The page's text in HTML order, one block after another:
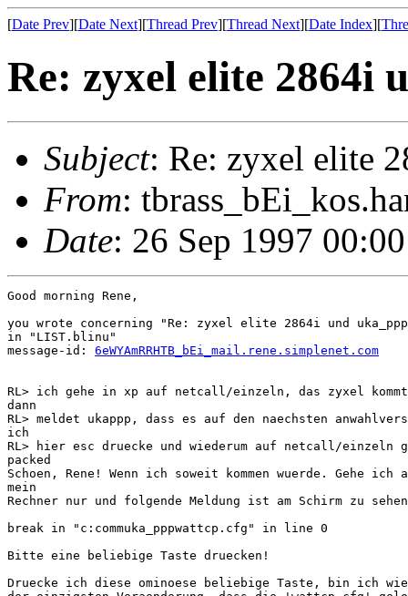
[Date Prev][Date Next][Thread Prev][Thread Next][Date Index][
Re: zyxel elite 2864i
Subject: Re: zyxel elite
From:
Date: 26 Sep 1997
Good morning Rene,
you wrote concerning "Re: zyxel elite 2864i und
in "LIST.blinu"
message-id: 6eWYAmRRHTB_bEi_mail.rene.simplenet.com
RL> ich gehe in xp auf netcall/einzeln, das zyxel
dann
RL> meldet ukappp, dass es auf den naechsten
ich
RL> hier esc druecke und wiederum auf netcall/einzeln
packed
Schoen, Rene! Wenn ich soweit kommen wuerde. Gehe
mein
Rechner nur und folgende Meldung ist am Schirm zu
break in "c:commuka_pppwattcp.cfg" in line 0
Bitte eine beliebige Taste druecken!
Druecke ich diese ominoese beliebige Taste, bin ich